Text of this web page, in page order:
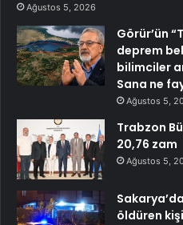
Ağustos 5, 2026
Görür’ün
deprem
bilimciler
Sana ne
Ağustos 5,
Trabzon
20,76 zam
Ağustos 5,
öldüren